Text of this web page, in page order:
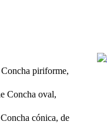
piriforme,
Concha oval,
cónica, de